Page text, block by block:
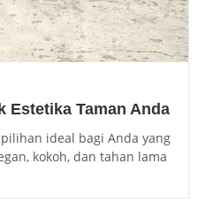
Estetika Taman Anda
ideal bagi Anda yang
kokoh, dan tahan lama